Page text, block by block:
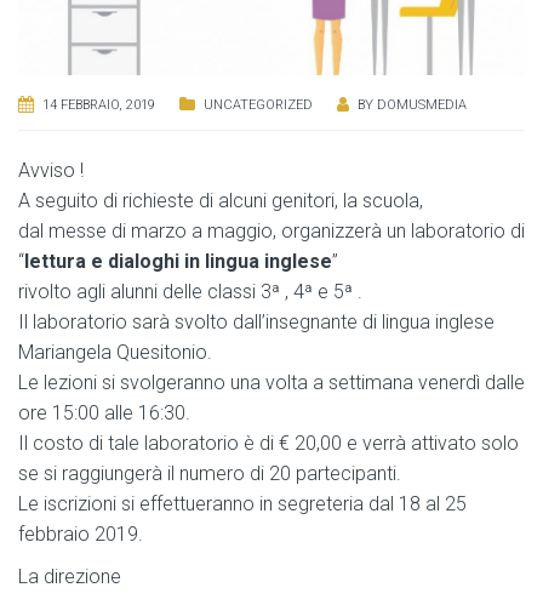
14 FEBBRAIO, 2019 UNCATEGORIZED BY DOMUSMEDIA
Avviso !
A seguito di richieste di alcuni genitori, la scuola,
dal messe di marzo a maggio, organizzerà un laboratorio di
“lettura e dialoghi in lingua inglese”
rivolto agli alunni delle classi 3ª , 4ª e 5ª .
Il laboratorio sarà svolto dall’insegnante di lingua inglese
Mariangela Quesitonio.
Le lezioni si svolgeranno una volta a settimana venerdì dalle
ore 15:00 alle 16:30.
Il costo di tale laboratorio è di € 20,00 e verrà attivato solo
se si raggiungerà il numero di 20 partecipanti.
Le iscrizioni si effettueranno in segreteria dal 18 al 25
febbraio 2019.
La direzione